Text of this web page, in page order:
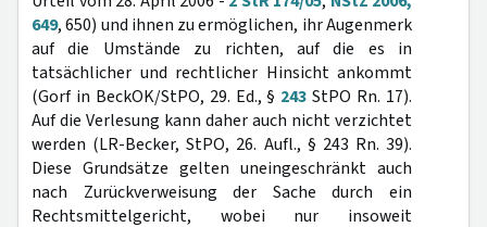
649, 650) und ihnen zu ermöglichen, ihr Augenmerk
auf die Umstände zu richten, auf die es in
tatsächlicher und rechtlicher Hinsicht ankommt
(Gorf in BeckOK/StPO, 29. Ed., § 243 StPO Rn. 17).
Auf die Verlesung kann daher auch nicht verzichtet
werden (LR-Becker, StPO, 26. Aufl., § 243 Rn. 39).
Diese Grundsätze gelten uneingeschränkt auch
nach Zurückverweisung der Sache durch ein
Rechtsmittelgericht, wobei nur insoweit